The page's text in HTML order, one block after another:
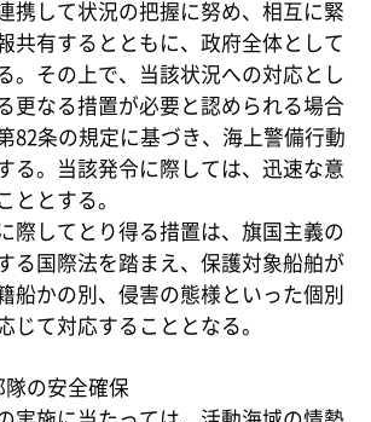
携して状況の把握に努め、相互に緊
共有するとともに、政府全体として
。その上で、当該状況への対応とし
更なる措置が必要と認められる場合
82条の規定に基づき、海上警備行動
る。当該発令に際しては、迅速な意
ととする。
際してとり得る措置は、旗国主義の
る国際法を踏まえ、保護対象船舶が
船かの別、侵害の態様といった個別
じて対応することとなる。
隊の安全確保